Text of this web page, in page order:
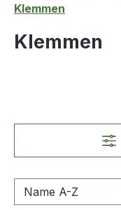
Klemmen
Klemmen